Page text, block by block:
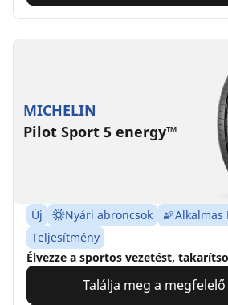
MICHELIN
Pilot Sport 5 energy™
Új Nyári abroncsok
Alkalmas
Teljesítmény
Élvezze a sportos vezetést,
Találja meg a